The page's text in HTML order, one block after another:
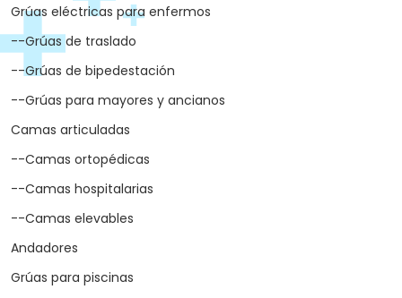
Grúas eléctricas para enfermos
--Grúas de traslado
--Grúas de bipedestación
--Grúas para mayores y ancianos
Camas articuladas
--Camas ortopédicas
--Camas hospitalarias
--Camas elevables
Andadores
Grúas para piscinas